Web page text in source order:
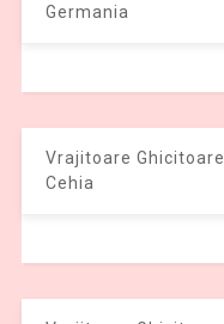
Germania
Vrajitoare
Cehia